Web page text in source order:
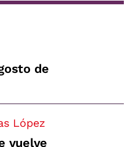
de
López
vuelve